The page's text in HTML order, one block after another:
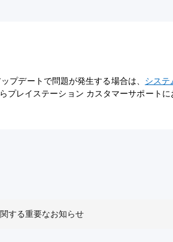
プデートで問題が発生する場合は、 システ
プレイステーション カスタマーサポートに
する重要なお知らせ